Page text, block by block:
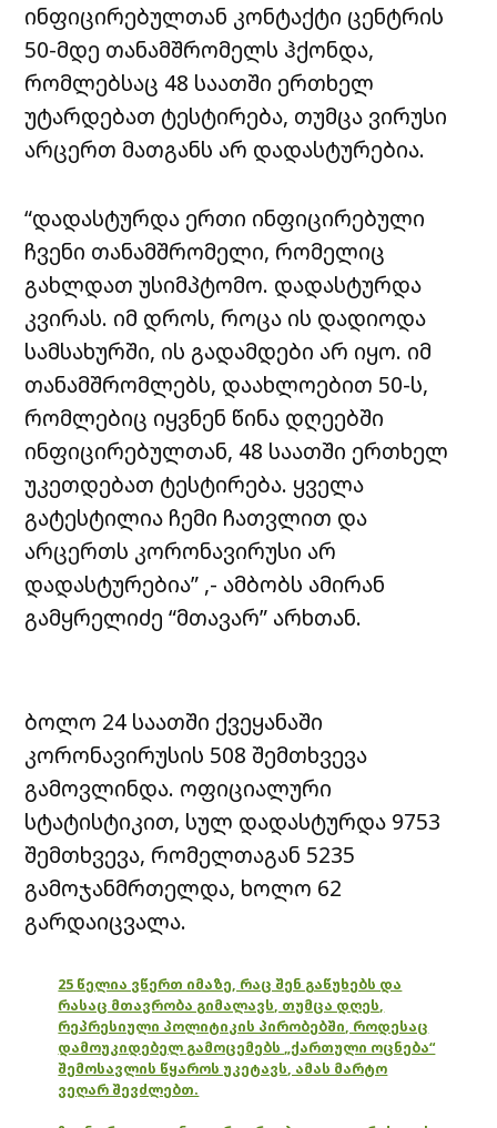
ინფიცირებულთან კონტაქტი ცენტრის
50-მდე თანამშრომელს ჰქონდა,
რომლებსაც 48 საათში ერთხელ
უტარდებათ ტესტირება, თუმცა ვირუსი
არცერთ მათგანს არ დადასტურებია.
“დადასტურდა ერთი ინფიცირებული
ჩვენი თანამშრომელი, რომელიც
გახლდათ უსიმპტომო. დადასტურდა
კვირას. იმ დროს, როცა ის დადიოდა
სამსახურში, ის გადამდები არ იყო. იმ
თანამშრომლებს, დაახლოებით 50-ს,
რომლებიც იყვნენ წინა დღეებში
ინფიცირებულთან, 48 საათში ერთხელ
უკეთდებათ ტესტირება. ყველა
გატესტილია ჩემი ჩათვლით და
არცერთს კორონავირუსი არ
დადასტურებია” ,- ამბობს ამირან
გამყრელიძე “მთავარ” არხთან.
ბოლო 24 საათში ქვეყანაში
კორონავირუსის 508 შემთხვევა
გამოვლინდა. ოფიციალური
სტატისტიკით, სულ დადასტურდა 9753
შემთხვევა, რომელთაგან 5235
გამოჯანმრთელდა, ხოლო 62
გარდაიცვალა.
25 წელია ვწერთ იმაზე, რაც შენ გაწუხებს და
რასაც მთავრობა გიმალავს, თუმცა დღეს,
რეპრესიული პოლიტიკის პირობებში, როდესაც
დამოუკიდებელ გამოცემებს „ქართული ოცნება“
შემოსავლის წყაროს უკეტავს, ამას მარტო
ვეღარ შევძლებთ.